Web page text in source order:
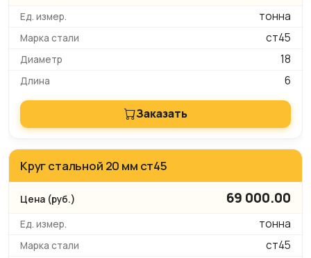
тонна
ст45
18
6
Заказать
Круг стальной 20 мм ст45
69 000.00
тонна
ст45